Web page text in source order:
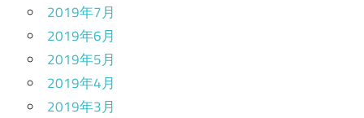
2019年7月
2019年6月
2019年5月
2019年4月
2019年3月